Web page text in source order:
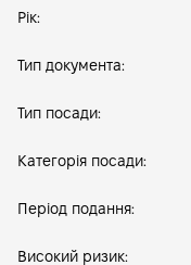
Рік:
Тип документа:
Тип посади:
Категорія посади:
Період подання:
Високий ризик: